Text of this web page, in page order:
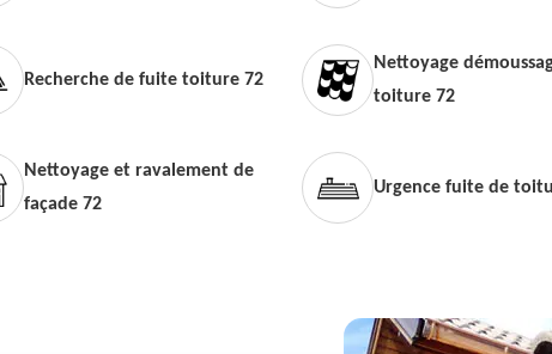
Recherche de fuite toiture 72
Nettoyage
toiture 72
Nettoyage et ravalement de
façade 72
Urgence fuite de